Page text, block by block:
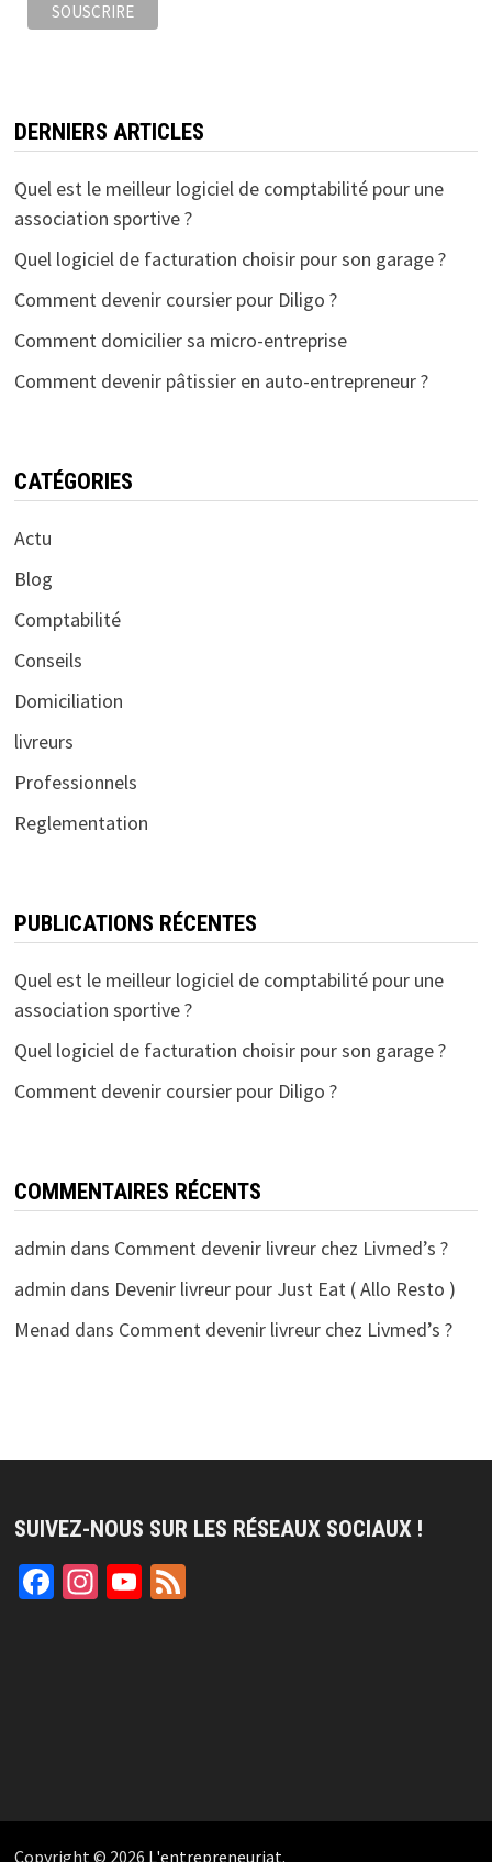
DERNIERS ARTICLES
Quel est le meilleur logiciel de comptabilité pour une
association sportive ?
Quel logiciel de facturation choisir pour son garage ?
Comment devenir coursier pour Diligo ?
Comment domicilier sa micro-entreprise
Comment devenir pâtissier en auto-entrepreneur ?
CATÉGORIES
Actu
Blog
Comptabilité
Conseils
Domiciliation
livreurs
Professionnels
Reglementation
PUBLICATIONS RÉCENTES
Quel est le meilleur logiciel de comptabilité pour une
association sportive ?
Quel logiciel de facturation choisir pour son garage ?
Comment devenir coursier pour Diligo ?
COMMENTAIRES RÉCENTS
admin dans Comment devenir livreur chez Livmed’s ?
admin dans Devenir livreur pour Just Eat ( Allo Resto )
Menad dans Comment devenir livreur chez Livmed’s ?
SUIVEZ-NOUS SUR LES RÉSEAUX SOCIAUX !
Facebook
Instagram
YouTube
Feed
Copyright © 2026 L'entrepreneuriat.